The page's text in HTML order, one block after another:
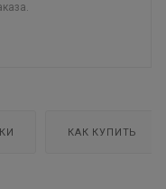
КАК КУПИТЬ